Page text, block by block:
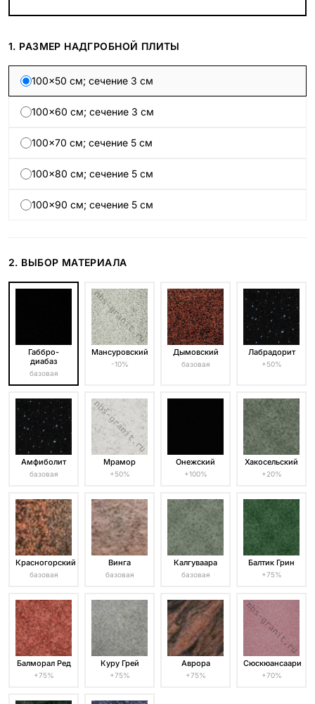
1. РАЗМЕР НАДГРОБНОЙ ПЛИТЫ
100×50 см; сечение 3 см
100×60 см; сечение 3 см
100×70 см; сечение 5 см
100×80 см; сечение 5 см
100×90 см; сечение 5 см
2. ВЫБОР МАТЕРИАЛА
Габбро-
диабаз
базовая
Мансуровский
-10%
Дымовский
базовая
Лабрадорит
+50%
Амфиболит
базовая
Мрамор
+50%
Онежский
+100%
Хакосельский
+20%
Красногорский
базовая
Винга
базовая
Калгуваара
базовая
Балтик Грин
+75%
Балморал Ред
+75%
Куру Грей
+75%
Аврора
+75%
Сюскюансаари
+70%